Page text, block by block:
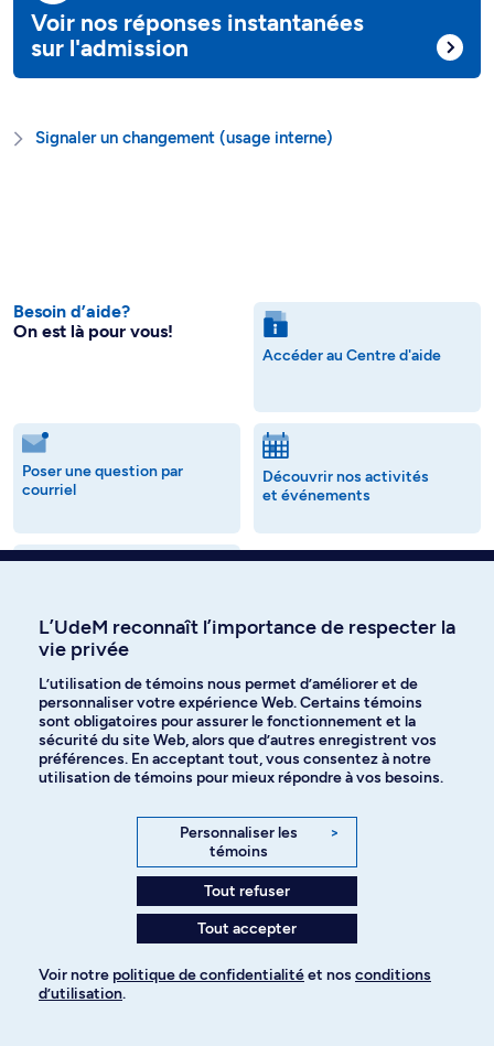
Voir nos réponses instantanées
sur l'admission
Signaler un changement (usage interne)
Besoin d’aide?
On est là pour vous!
Accéder au Centre d'aide
Poser une question par
courriel
Découvrir nos activités
et événements
par téléphone
Recevez nos trucs et conseils sur
l’admission et les études à l’UdeM
Je veux m'abonner
Qui êtes-vous?
L’UdeM reconnaît l’importance de respecter la
vie privée
L’utilisation de témoins nous permet d’améliorer et de
personnaliser votre expérience Web. Certains témoins
sont obligatoires pour assurer le fonctionnement et la
sécurité du site Web, alors que d’autres enregistrent vos
préférences. En acceptant tout, vous consentez à notre
utilisation de témoins pour mieux répondre à vos besoins.
Personnaliser les
témoins
>
Tout refuser
Tout accepter
Voir notre politique de confidentialitéet nos conditions
d’utilisation.